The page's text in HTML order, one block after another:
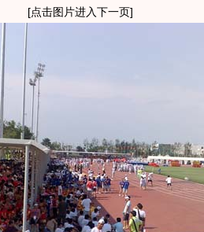
[点击图片进入下一页]